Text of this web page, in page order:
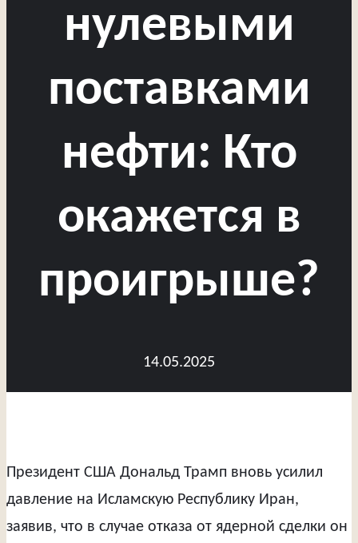
нулевыми
поставками
нефти: Кто
окажется в
проигрыше?
14.05.2025
Президент США Дональд Трамп вновь усилил
давление на Исламскую Республику Иран,
заявив, что в случае отказа от ядерной сделки он